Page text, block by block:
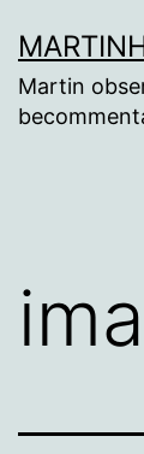
naar
de
Martin